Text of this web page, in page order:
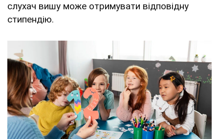
слухач вишу може отримувати відповідну
стипендію.